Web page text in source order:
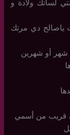
لساتك ولادة و
ياصالح دي مرتك
شهر أو شهرين
قريب من أسمي